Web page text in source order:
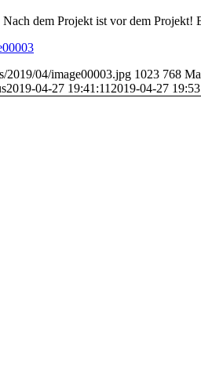
dem Projekt ist vor dem
2019/04/image00003.jpg 1023 768
2019-04-27 19:41:11 2019-04-27